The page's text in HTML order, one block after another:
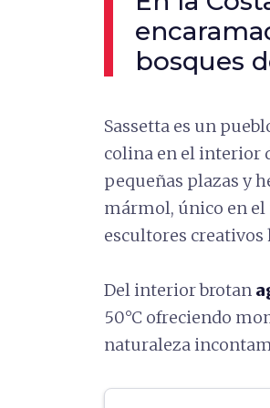
bosques
Sassetta es un
colina en el interior
pequeñas plazas y
mármol, único en el
escultores
Del interior brotan
50°C ofreciendo
naturaleza